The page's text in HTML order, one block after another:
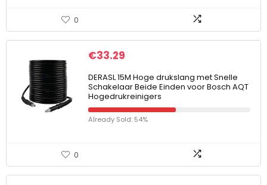
0
€33.29
DERASL 15M Hoge drukslang met Snelle
Schakelaar Beide Einden voor Bosch AQT
Hogedrukreinigers
Already Sold: 54%
0